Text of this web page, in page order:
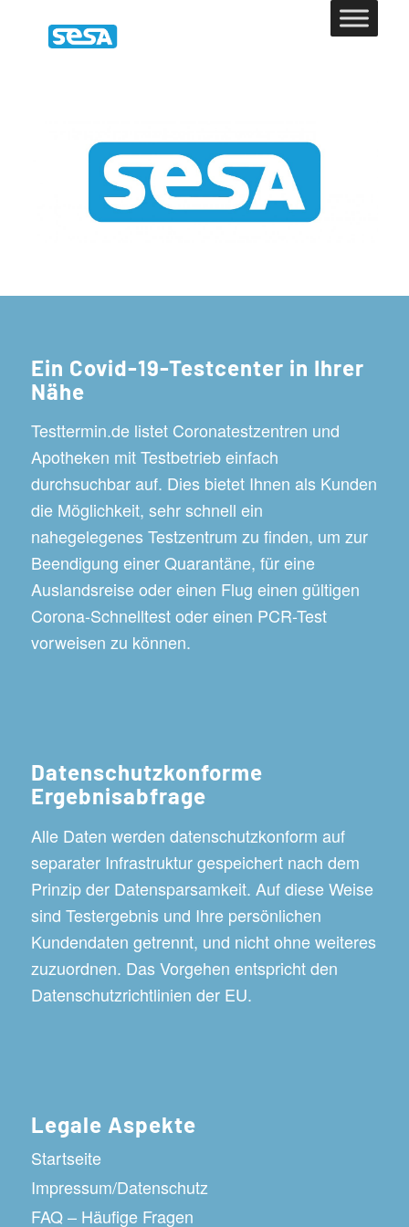
Ein Covid-19-Testcenter in Ihrer
Nähe
Testtermin.de listet Coronatestzentren und
Apotheken mit Testbetrieb einfach
durchsuchbar auf. Dies bietet Ihnen als Kunden
die Möglichkeit, sehr schnell ein
nahegelegenes Testzentrum zu finden, um zur
Beendigung einer Quarantäne, für eine
Auslandsreise oder einen Flug einen gültigen
Corona-Schnelltest oder einen PCR-Test
vorweisen zu können.
Datenschutzkonforme
Ergebnisabfrage
Alle Daten werden datenschutzkonform auf
separater Infrastruktur gespeichert nach dem
Prinzip der Datensparsamkeit. Auf diese Weise
sind Testergebnis und Ihre persönlichen
Kundendaten getrennt, und nicht ohne weiteres
zuzuordnen. Das Vorgehen entspricht den
Datenschutzrichtlinien der EU.
Legale Aspekte
Startseite
Impressum/Datenschutz
FAQ – Häufige Fragen